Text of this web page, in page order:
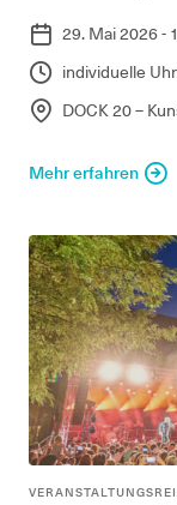
29. Mai 2026 -
individuelle
DOCK 20 –
Mehr erfahren